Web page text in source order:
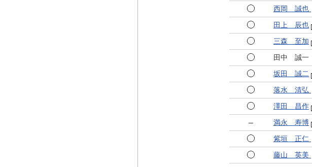
西岡 誠也
田上 辰也
三森 至加
田中 誠一
坂田 誠二
落水 清弘
澤田 昌作
満永 寿博
紫垣 正仁
藤山 英美